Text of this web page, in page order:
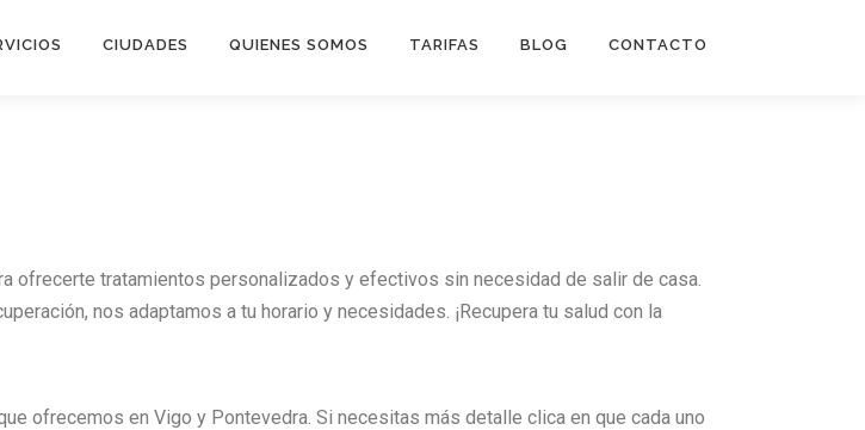
CIUDADES QUIENES SOMOS TARIFAS BLOG CONTACTO
ofrecerte tratamientos personalizados y efectivos sin necesidad de salir de casa.
nos adaptamos a tu horario y necesidades. ¡Recupera tu salud con la
ofrecemos en Vigo y Pontevedra. Si necesitas más detalle clica en que cada uno